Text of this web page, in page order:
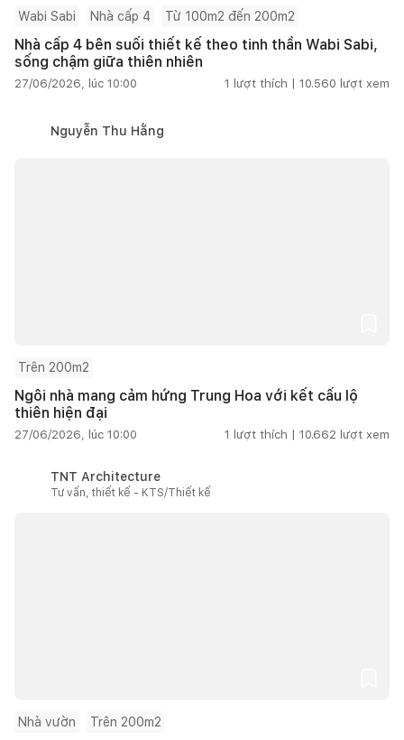
Wabi Sabi Nhà cấp 4 Từ 100m2 đến 200m2
Nhà cấp 4 bên suối thiết kế theo tinh thần Wabi Sabi,
sống chậm giữa thiên nhiên
27/06/2026, lúc 10:00 1 lượt thích | 10.560 lượt xem
Nguyễn Thu Hằng
Trên 200m2
Ngôi nhà mang cảm hứng Trung Hoa với kết cấu lộ
thiên hiện đại
27/06/2026, lúc 10:00 1 lượt thích | 10.662 lượt xem
TNT Architecture
Tư vấn, thiết kế - KTS/Thiết kế
Nhà vườn Trên 200m2